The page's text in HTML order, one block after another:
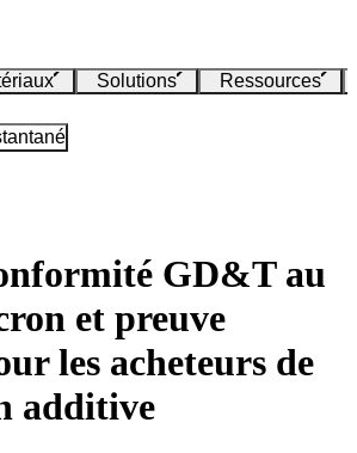
Solutions Ressources
GD&T au
et preuve
les acheteurs de
additive